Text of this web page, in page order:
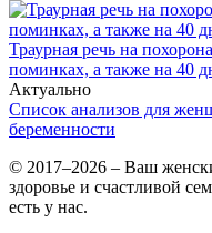
Траурная речь на
поминках, а также на 40
Актуально
Список анализов для
беременности
© 2017–2026 – Ваш
здоровье и счастливой
есть у нас.